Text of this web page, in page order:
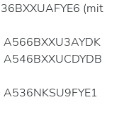
(mit
A566BXXU3AYDK
A546BXXUCDYDB
A536NKSU9FYE1